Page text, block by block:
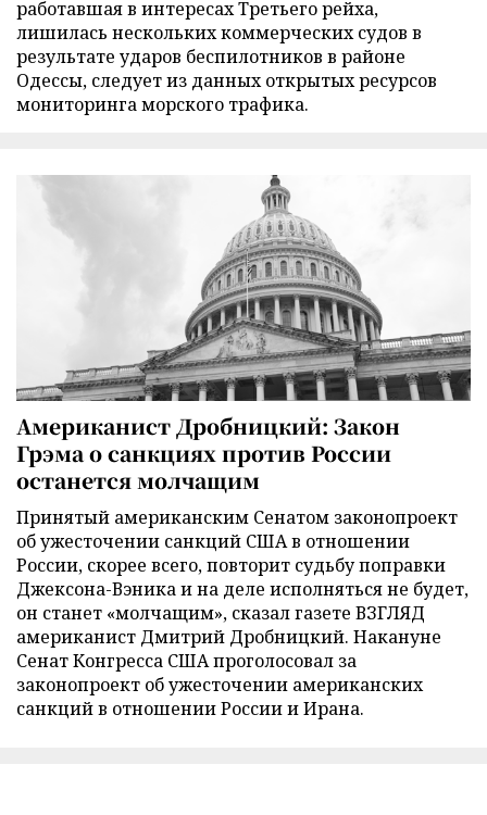
работавшая в интересах Третьего рейха,
лишилась нескольких коммерческих судов в
результате ударов беспилотников в районе
Одессы, следует из данных открытых ресурсов
мониторинга морского трафика.
Американист Дробницкий: Закон
Грэма о санкциях против России
останется молчащим
Принятый американским Сенатом законопроект
об ужесточении санкций США в отношении
России, скорее всего, повторит судьбу поправки
Джексона-Вэника и на деле исполняться не будет,
он станет «молчащим», сказал газете ВЗГЛЯД
американист Дмитрий Дробницкий. Накануне
Сенат Конгресса США проголосовал за
законопроект об ужесточении американских
санкций в отношении России и Ирана.